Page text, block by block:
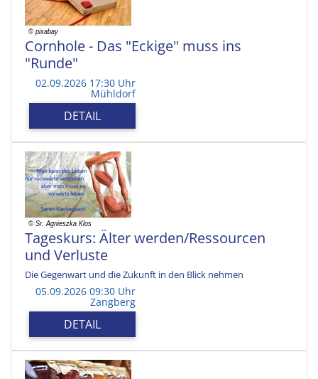
Cornhole - Das "Eckige" muss ins
"Runde"
02.09.2026 17:30 Uhr
Mühldorf
DETAIL
Tageskurs: Älter werden/Ressourcen
und Verluste
Die Gegenwart und die Zukunft in den Blick nehmen
05.09.2026 09:30 Uhr
Zangberg
DETAIL